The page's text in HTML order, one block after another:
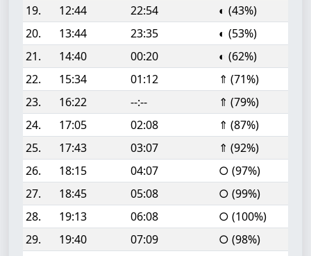
19.
12:44 22:54
◐ (43%)
20.
13:44 23:35
◐ (53%)
21.
14:40 00:20
◐ (62%)
22.
15:34 01:12
⇑ (71%)
23.
16:22 --:--
⇑ (79%)
24.
17:05 02:08
⇑ (87%)
25.
17:43 03:07
⇑ (92%)
26.
18:15 04:07
○ (97%)
27.
18:45 05:08
○ (99%)
28.
19:13 06:08
○ (100%)
29.
19:40 07:09
○ (98%)